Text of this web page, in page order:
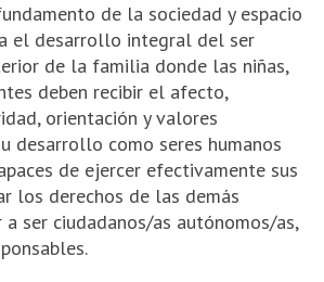
de la sociedad y espacio
el desarrollo integral del ser
de la familia donde las niñas,
deben recibir el afecto,
orientación y valores
desarrollo como seres humanos
de ejercer efectivamente sus
los derechos de las demás
ser ciudadanos/as autónomos/as,